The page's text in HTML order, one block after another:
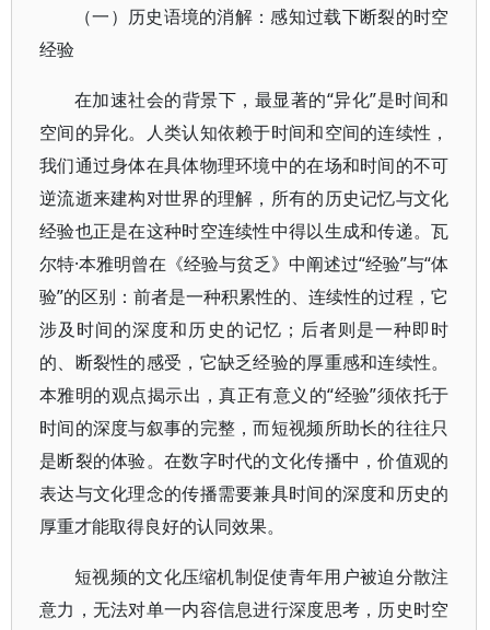
（一）历史语境的消解：感知过载下断裂的时空
经验
在加速社会的背景下，最显著的“异化”是时间和
空间的异化。人类认知依赖于时间和空间的连续性，
我们通过身体在具体物理环境中的在场和时间的不可
逆流逝来建构对世界的理解，所有的历史记忆与文化
经验也正是在这种时空连续性中得以生成和传递。瓦
尔特·本雅明曾在《经验与贫乏》中阐述过“经验”与“体
验”的区别：前者是一种积累性的、连续性的过程，它
涉及时间的深度和历史的记忆；后者则是一种即时
的、断裂性的感受，它缺乏经验的厚重感和连续性。
本雅明的观点揭示出，真正有意义的“经验”须依托于
时间的深度与叙事的完整，而短视频所助长的往往只
是断裂的体验。在数字时代的文化传播中，价值观的
表达与文化理念的传播需要兼具时间的深度和历史的
厚重才能取得良好的认同效果。
短视频的文化压缩机制促使青年用户被迫分散注
意力，无法对单一内容信息进行深度思考，历史时空